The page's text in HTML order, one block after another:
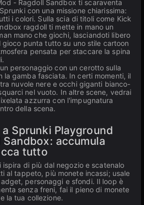
- Ragdoll Sandbox ti scaraventa
con una missione chiarissima:
i colori. Sulla scia di titoli come Kick
ragdoll ti mette in mano un
mano che giochi, lasciandoti libero
punta tutto su uno stile cartoon
pensata per staccare la spina
personaggio con un cerotto sulla
la gamba fasciata. In certi momenti, il
nuvole nere e occhi giganti bianco-
nel vuoto. In altre scene, vedrai
azzurra con l'impugnatura
della scena.
Sprunki Playground
accumula
tutto
di più dal negozio e scatenalo
al tappeto, più monete incassi; usale
personaggi e sfondi. Il loop è
senza freni, fai il pieno di monete
la tua collezione.